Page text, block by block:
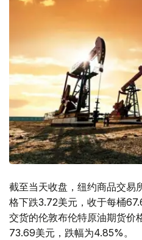
截至当天收盘，纽约商品交易
格下跌3.72美元，收于每桶
交货的伦敦布伦特原油期货价
73.69美元，跌幅为4.85%。